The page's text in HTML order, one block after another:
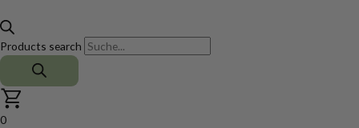
Products search
0